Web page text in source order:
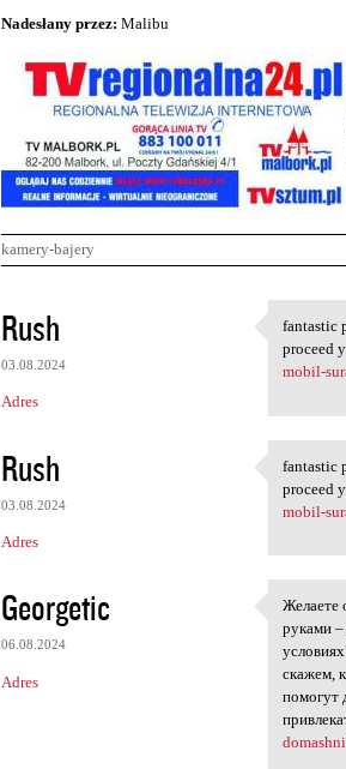
Nadesłany przez: Malibu
kamery-bajery
K
o
m
e
n
t
a
r
e
Rush
03.08.2024
Adres
fantastic
proceed
mobil-
Rush
03.08.2024
Adres
fantastic
proceed
mobil-
Georgetic
06.08.2024
Adres
Желаете
руками
скажем,
помогут